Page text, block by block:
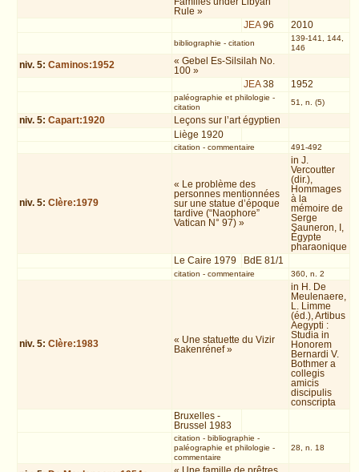
Rule »
JEA96 2010
bibliographie - citation
139-141, 144,
146
niv. 5:Caminos:1952
« Gebel Es-Silsilah No.
100 »
JEA38 1952
paléographie et philologie -
citation
51, n. (5)
niv. 5:Capart:1920
Leçons sur l’art égyptien
Liège 1920
citation - commentaire 491-492
niv. 5:Clère:1979
« Le problème des
personnes mentionnées
sur une statue d’époque
tardive (“Naophore”
Vatican N° 97) »
in J.
Vercoutter
(dir.),
Hommages
à la
mémoire de
Serge
Sauneron, I,
Égypte
pharaonique
Le Caire 1979
BdE 81/1
citation - commentaire 360, n. 2
niv. 5:Clère:1983
« Une statuette du Vizir
Bakenrénef »
in H. De
Meulenaere,
L. Limme
(éd.), Artibus
Aegypti :
Studia in
Honorem
Bernardi V.
Bothmer a
collegis
amicis
discipulis
conscripta
Bruxelles -
Brussel 1983
citation - bibliographie -
paléographie et philologie -
commentaire
28, n. 18